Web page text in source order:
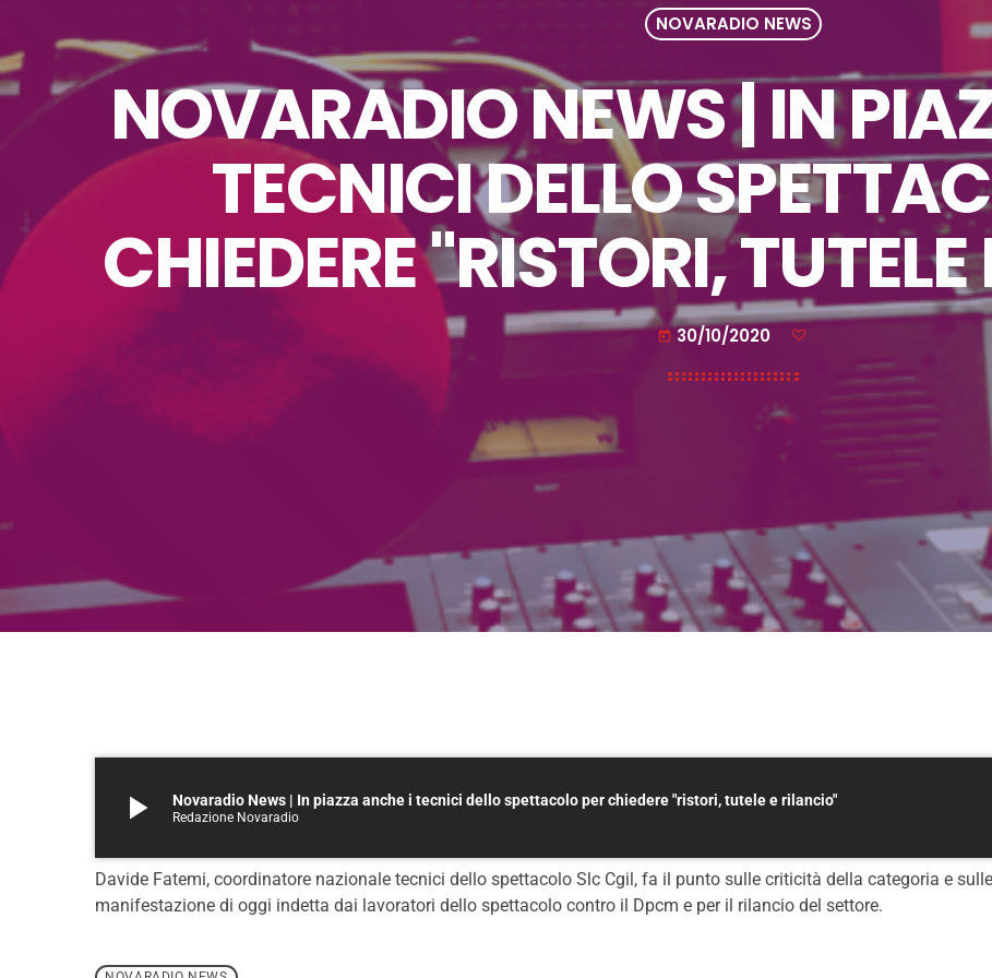
NOVARADIO NEWS
NOVARADIO NEWS | IN
TECNICI DELLO
CHIEDERE "RISTORI,
today 30/10/2020
play_arrow Novaradio News | In piazza anche i tecnici dello spettacolo per chiedere "ristori, tutele e rilancio"
Redazione Novaradio
Davide Fatemi, coordinatore nazionale tecnici dello spettacolo Slc Cgil, fa il punto sulle criticità della categoria e
manifestazione di oggi indetta dai lavoratori dello spettacolo contro il Dpcm e per il rilancio del settore.